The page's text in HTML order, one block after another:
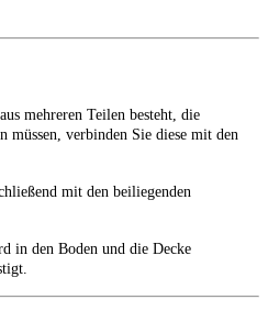
mehreren Teilen besteht, die
müssen, verbinden Sie diese mit den
mit den beiliegenden
in den Boden und die Decke